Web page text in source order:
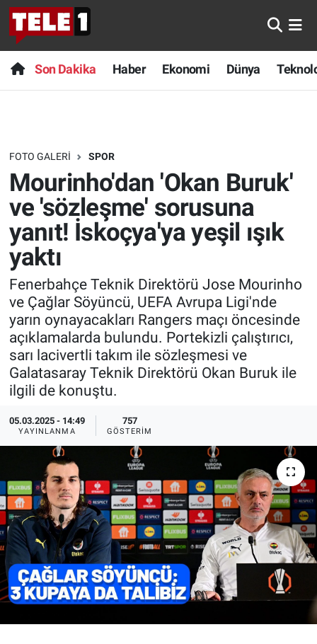
Son Dakika Haber Ekonomi Dünya
FOTO GALERI SPOR
Mourinho'dan 'Okan Buruk'
ve 'sözleşme' sorusuna
yanıt! İskoçya'ya yeşil ışık
yaktı
Fenerbahçe Teknik Direktörü Jose Mourinho
ve Çağlar Söyüncü, UEFA Avrupa Ligi'nde
yarın oynayacakları Rangers maçı öncesinde
açıklamalarda bulundu. Portekizli çalıştırıcı,
sarı lacivertli takım ile sözleşmesi ve
Galatasaray Teknik Direktörü Okan Buruk ile
ilgili de konuştu.
05.03.2025 - 14:49
YAYINLANMA
757
GÖSTERIM
Anında Manşet
Başka Sohbetler
Bilim turu
Bilim ve Teknoloji Evreni
Doğa Konuşuyor
Dünya
Ege Saati
Ege'den Esintiler
Eğitim
Eğlence
Ekonomi
Forum
Gerçeğin İzinde
Gün Başlıyor
Gün Bitiyor
Son Dakika
Haber
Dünya
Teknoloji
Sağlık
Spor
Yayın Akışı
İletişim
Nöbetçi Eczaneler
Hava Durumu
Trafik Durumu
Süper Lig Puan Durumu ve Fikstür
Tüm Manşetler
Son Dakika Haberleri
Haber Arşivi